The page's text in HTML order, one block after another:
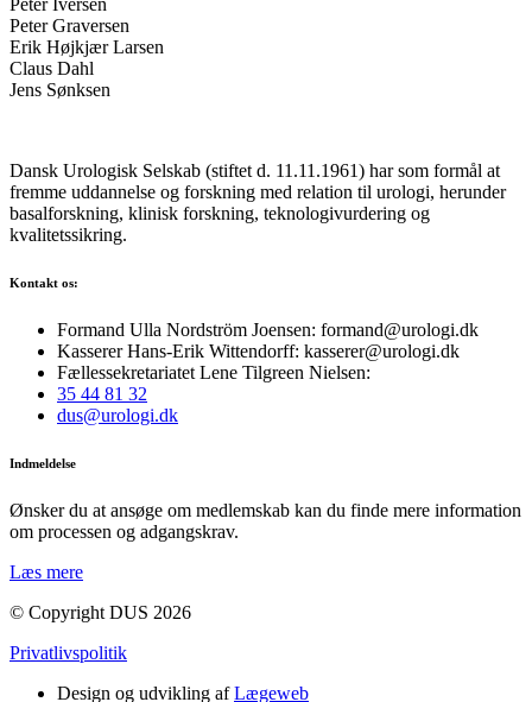
Peter Iversen
Peter Graversen
Erik Højkjær Larsen
Claus Dahl
Jens Sønksen
Dansk Urologisk Selskab (stiftet d. 11.11.1961) har som formål at
fremme uddannelse og forskning med relation til urologi, herunder
basalforskning, klinisk forskning, teknologivurdering og
kvalitetssikring.
Kontakt os:
Formand Ulla Nordström Joensen: formand@urologi.dk
Kasserer Hans-Erik Wittendorff: kasserer@urologi.dk
Fællessekretariatet Lene Tilgreen Nielsen:
35 44 81 32
dus@urologi.dk
Indmeldelse
Ønsker du at ansøge om medlemskab kan du finde mere information
om processen og adgangskrav.
Læs mere
© Copyright DUS 2026
Privatlivspolitik
Design og udvikling afLægeweb